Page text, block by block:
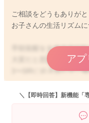
ご相談をどうもありがと
お子さんの生活リズムに
早朝覚醒をするように
大変だと思います。
3〜5時に起き出して、
のですが、それで寝入
すか？
7時にはまた起こしてお
ア
＼【即時回答】新機能「